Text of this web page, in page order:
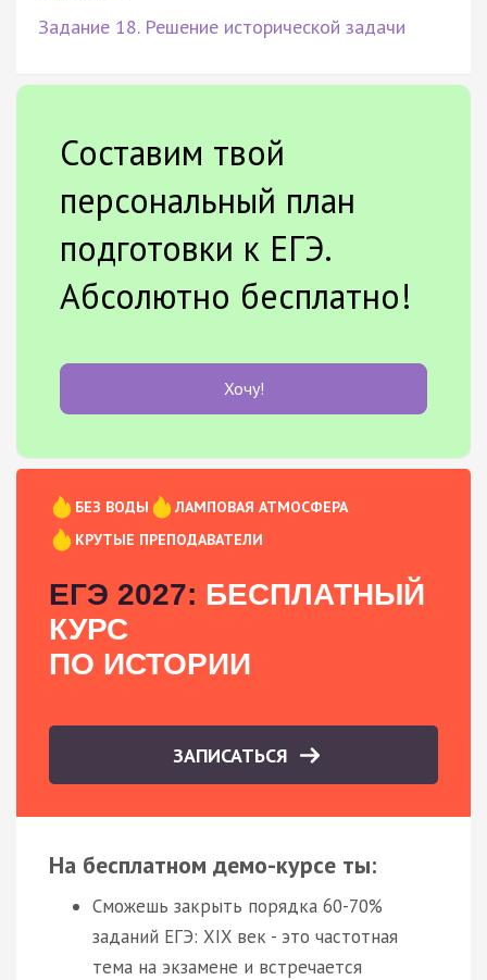
Задание 18. Решение исторической задачи
Составим твой
персональный план
подготовки к ЕГЭ.
Абсолютно бесплатно!
Хочу!
БЕЗ ВОДЫ
ЛАМПОВАЯ АТМОСФЕРА
КРУТЫЕ ПРЕПОДАВАТЕЛИ
ЕГЭ 2027: БЕСПЛАТНЫЙ
КУРС
ПО ИСТОРИИ
ЗАПИСАТЬСЯ
На бесплатном демо-курсе ты:
Сможешь закрыть порядка 60-70%
заданий ЕГЭ: XIX век - это частотная
тема на экзамене и встречается